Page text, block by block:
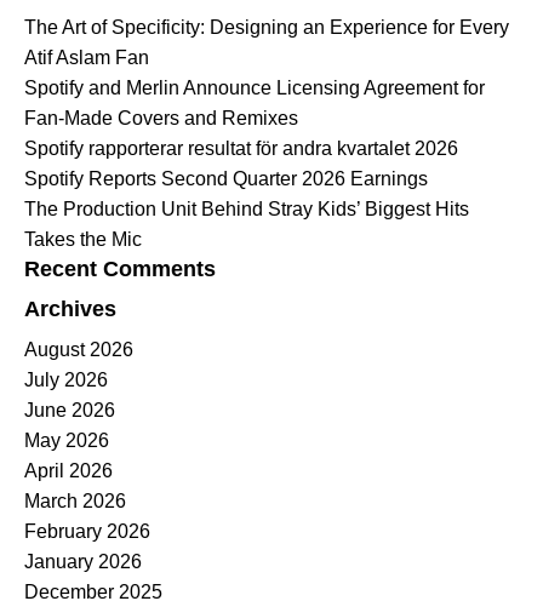
The Art of Specificity: Designing an Experience for Every
Atif Aslam Fan
Spotify and Merlin Announce Licensing Agreement for
Fan-Made Covers and Remixes
Spotify rapporterar resultat för andra kvartalet 2026
Spotify Reports Second Quarter 2026 Earnings
The Production Unit Behind Stray Kids’ Biggest Hits
Takes the Mic
Recent Comments
Archives
August 2026
July 2026
June 2026
May 2026
April 2026
March 2026
February 2026
January 2026
December 2025